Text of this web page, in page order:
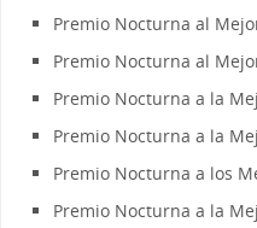
Premio Nocturna al
Premio Nocturna al
Premio Nocturna a la
Premio Nocturna a la
Premio Nocturna a los
Premio Nocturna a la